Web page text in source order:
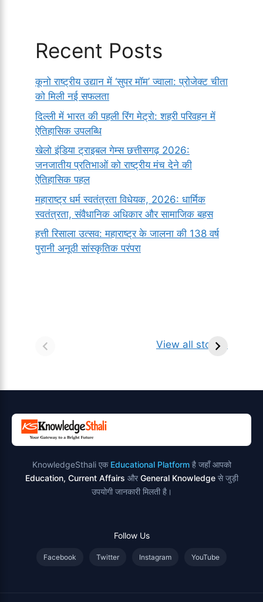
Recent Posts
कूनो राष्ट्रीय उद्यान में ‘सुपर मॉम’ ज्वाला: प्रोजेक्ट चीता
को मिली नई सफलता
दिल्ली में भारत की पहली रिंग मेट्रो: शहरी परिवहन में
ऐतिहासिक उपलब्धि
खेलो इंडिया ट्राइबल गेम्स छत्तीसगढ़ 2026:
जनजातीय प्रतिभाओं को राष्ट्रीय मंच देने की
ऐतिहासिक पहल
महाराष्ट्र धर्म स्वतंत्रता विधेयक, 2026: धार्मिक
स्वतंत्रता, संवैधानिक अधिकार और सामाजिक बहस
हत्ती रिसाला उत्सव: महाराष्ट्र के जालना की 138 वर्ष
पुरानी अनूठी सांस्कृतिक परंपरा
View all stories
किसे कहते है?
ज्योतिर्लिंग | नाम,
KnowledgeSthali एक Educational Platformहै जहाँ आपको
Education, Current Affairs और General Knowledgeसे जुड़ी
उपयोगी जानकारी मिलती है।
Follow Us
Facebook Twitter Instagram YouTube